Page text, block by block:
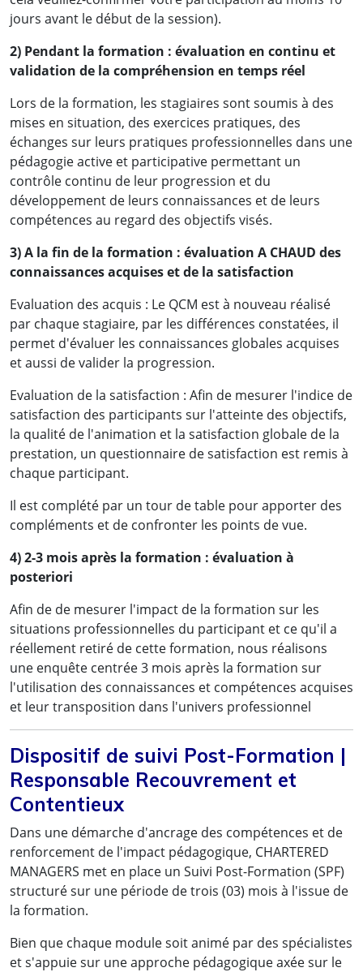
jours avant le début de la session).
2) Pendant la formation : évaluation en continu et
validation de la compréhension en temps réel
Lors de la formation, les stagiaires sont soumis à des
mises en situation, des exercices pratiques, des
échanges sur leurs pratiques professionnelles dans une
pédagogie active et participative permettant un
contrôle continu de leur progression et du
développement de leurs connaissances et de leurs
compétences au regard des objectifs visés.
3) A la fin de la formation : évaluation A CHAUD des
connaissances acquises et de la satisfaction
Evaluation des acquis : Le QCM est à nouveau réalisé
par chaque stagiaire, par les différences constatées, il
permet d'évaluer les connaissances globales acquises
et aussi de valider la progression.
Evaluation de la satisfaction : Afin de mesurer l'indice de
satisfaction des participants sur l'atteinte des objectifs,
la qualité de l'animation et la satisfaction globale de la
prestation, un questionnaire de satisfaction est remis à
chaque participant.
Il est complété par un tour de table pour apporter des
compléments et de confronter les points de vue.
4) 2-3 mois après la formation : évaluation à
posteriori
Afin de de mesurer l'impact de la formation sur les
situations professionnelles du participant et ce qu'il a
réellement retiré de cette formation, nous réalisons
une enquête centrée 3 mois après la formation sur
l'utilisation des connaissances et compétences acquises
et leur transposition dans l'univers professionnel
Dispositif de suivi Post-Formation |
Responsable Recouvrement et
Contentieux
Dans une démarche d'ancrage des compétences et de
renforcement de l'impact pédagogique, CHARTERED
MANAGERS met en place un Suivi Post-Formation (SPF)
structuré sur une période de trois (03) mois à l'issue de
la formation.
Bien que chaque module soit animé par des spécialistes
et s'appuie sur une approche pédagogique axée sur le
Des résultats concrets obtenus
par de vrais professionnels :
« Désormais, je serai plus efficace dans la
préparation, l'organisation et la tenue des
assemblées, avec la communication qui va avec.
J'espère que les prochaines formations que
même niveau de technicité (Expertise, maitrise
du sujet par les intervenants) »
Mme Roseline Franche V. [LinkedIn]- LEGAL,
CLAIMS & UAC Manager,